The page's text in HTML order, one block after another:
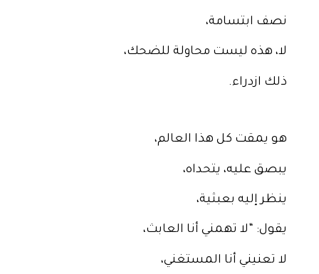
نصف ابتسامة،
لا، هذه ليست محاولة للضحك،
ذلك ازدراء.
هو يمقت كل هذا العالم،
يبصق عليه، يتحداه،
ينظر إليه بعبثية،
يقول: “لا تهمني أنا العابث،
لا تعنيني أنا المستغني،